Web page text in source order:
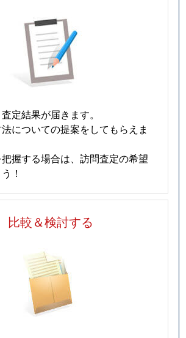
定結果が届きます。
についての提案をしてもらえま
握する場合は、訪問査定の希望
！
比較＆検討する